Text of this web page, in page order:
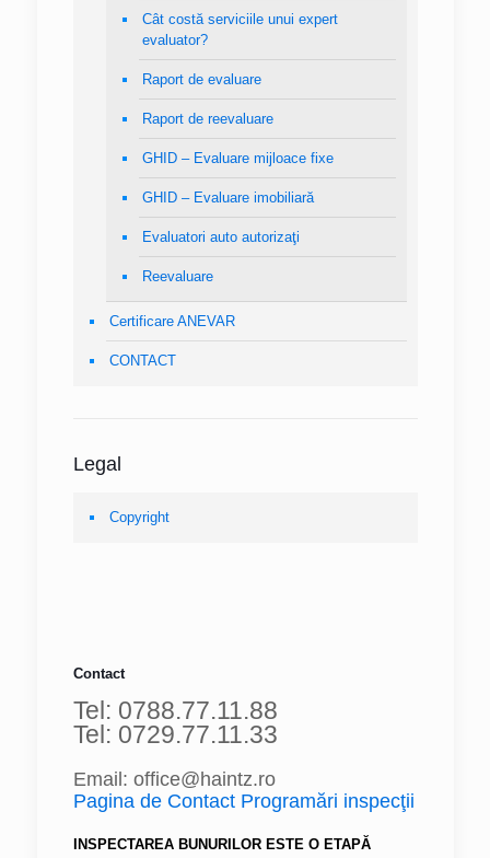
Cât costă serviciile unui expert
evaluator?
Raport de evaluare
Raport de reevaluare
GHID – Evaluare mijloace fixe
GHID – Evaluare imobiliară
Evaluatori auto autorizaţi
Reevaluare
Certificare ANEVAR
CONTACT
Legal
Copyright
Contact
Tel: 0788.77.11.88
Tel: 0729.77.11.33
Email: office@haintz.ro
Pagina de Contact Programări inspecţii
INSPECTAREA BUNURILOR ESTE O ETAPĂ